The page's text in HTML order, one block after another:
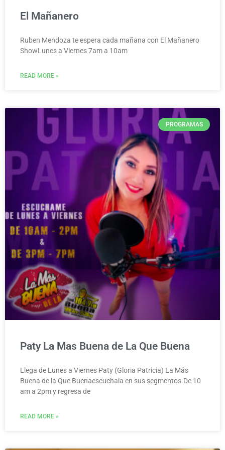
El Mañanero
Ruben Mendoza te espera cada mañana con El Mañanero
ShowLunes a Viernes 7am a 10am
READ MORE »
PROGRAMAS
Paty La Mas Buena de La Que Buena
Llega de Lunes a Viernes Paty (Gloria Patricia) La Más
Buena de la Que Buenaescuchala en sus segmentos.De 10
am a 2pm y regresa de
READ MORE »